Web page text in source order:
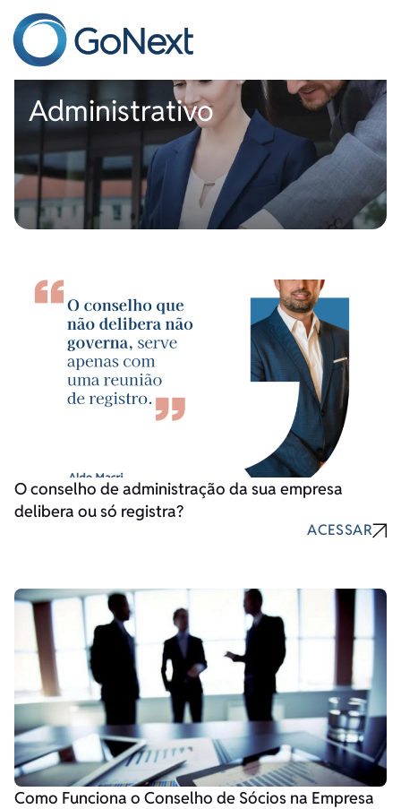
Conselho
Administrativo
O conselho de administração da sua empresa
delibera ou só registra?
ACESSAR
Como Funciona o Conselho de Sócios na Empresa